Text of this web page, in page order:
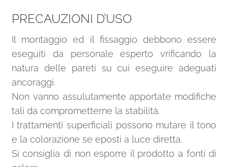
PRECAUZIONI D’USO
Il montaggio ed il fissaggio debbono essere
eseguiti da personale esperto vrificando la
natura delle pareti su cui eseguire adeguati
ancoraggi.
Non vanno assulutamente apportate modifiche
tali da comprometterne la stabilità.
I trattamenti superficiali possono mutare il tono
e la colorazione se eposti a luce diretta.
Si consiglia di non esporre il prodotto a fonti di